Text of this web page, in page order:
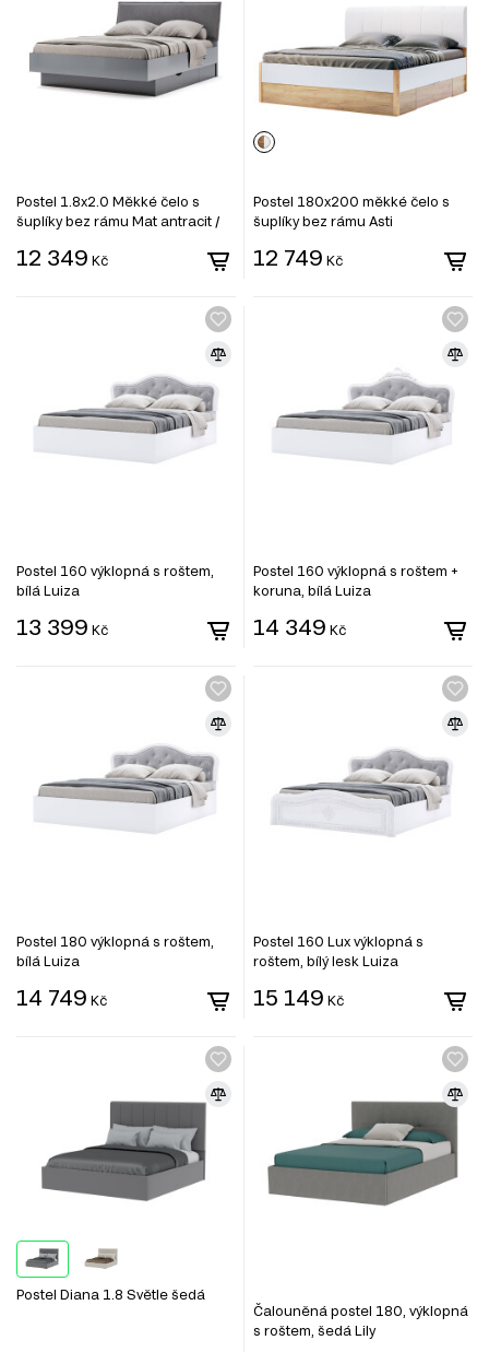
Postel 1.8x2.0 Měkké čelo s
šuplíky bez rámu Mat antracit /
12 349 Kč
Postel 180x200 měkké čelo s
šuplíky bez rámu Asti
12 749 Kč
Postel 160 výklopná s roštem,
bílá Luiza
13 399 Kč
Postel 160 výklopná s roštem +
koruna, bílá Luiza
14 349 Kč
Postel 180 výklopná s roštem,
bílá Luiza
14 749 Kč
Postel 160 Lux výklopná s
roštem, bílý lesk Luiza
15 149 Kč
Postel Diana 1.8 Světle šedá
Čalouněná postel 180, výklopná
s roštem, šedá Lily